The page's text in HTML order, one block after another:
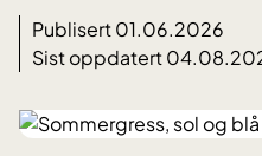
Publisert 01.06.2026
Sist oppdatert